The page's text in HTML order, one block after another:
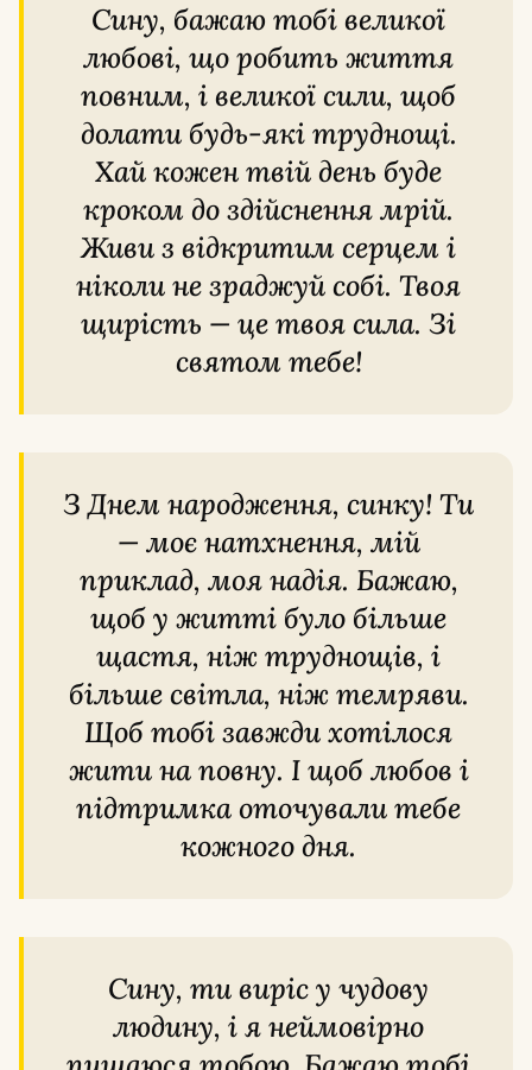
Сину, бажаю тобі великої
любові, що робить життя
повним, і великої сили, щоб
долати будь-які труднощі.
Хай кожен твій день буде
кроком до здійснення мрій.
Живи з відкритим серцем і
ніколи не зраджуй собі. Твоя
щирість — це твоя сила. Зі
святом тебе!
З Днем народження, синку! Ти
— моє натхнення, мій
приклад, моя надія. Бажаю,
щоб у житті було більше
щастя, ніж труднощів, і
більше світла, ніж темряви.
Щоб тобі завжди хотілося
жити на повну. І щоб любов і
підтримка оточували тебе
кожного дня.
Сину, ти виріс у чудову
людину, і я неймовірно